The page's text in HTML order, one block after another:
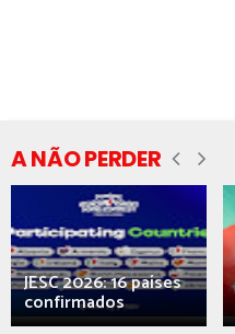
A NÃO PERDER
JESC 2026: 16 países
confirmados